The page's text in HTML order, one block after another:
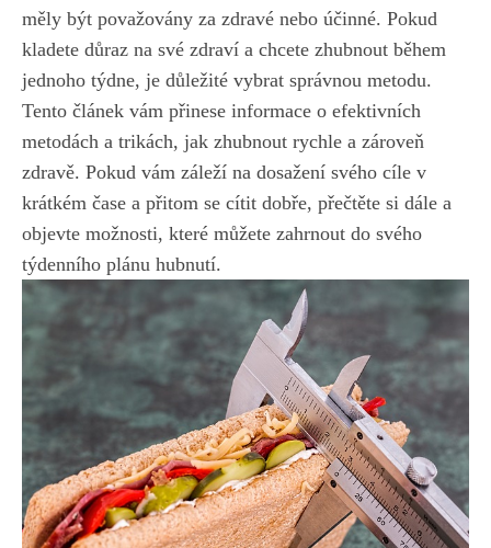
měly být považovány⁣ za⁤ zdravé nebo⁤ účinné. Pokud​
kladete důraz na své zdraví a chcete zhubnout během
jednoho týdne, je důležité vybrat správnou metodu.
Tento článek ⁤vám přinese informace‌ o efektivních
metodách a trikách,​ jak zhubnout rychle a zároveň
zdravě. Pokud vám záleží na dosažení svého cíle v
‌krátkém čase a přitom se ‍cítit dobře, ⁣přečtěte si dále a
⁤objevte⁢ možnosti,⁤ které můžete zahrnout do svého
týdenního plánu hubnutí.